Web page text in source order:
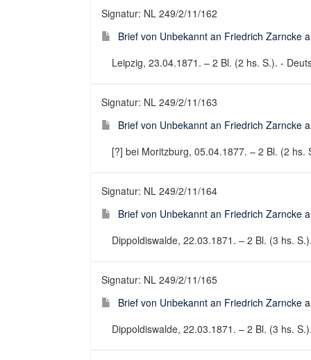
Signatur: NL 249/2/11/162
Brief von Unbekannt an Friedrich Zarncke
Leipzig, 23.04.1871. – 2 Bl. (2 hs. S.). -
Signatur: NL 249/2/11/163
Brief von Unbekannt an Friedrich Zarncke
[?] bei Moritzburg, 05.04.1877. – 2 Bl. (2 hs.
Signatur: NL 249/2/11/164
Brief von Unbekannt an Friedrich Zarncke
Dippoldiswalde, 22.03.1871. – 2 Bl. (3 hs.
Signatur: NL 249/2/11/165
Brief von Unbekannt an Friedrich Zarncke
Dippoldiswalde, 22.03.1871. – 2 Bl. (3 hs.